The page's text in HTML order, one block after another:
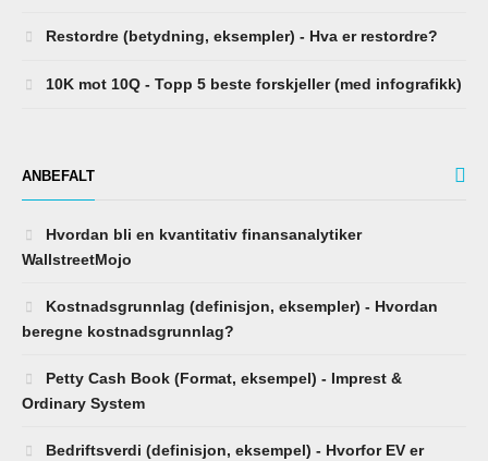
Restordre (betydning, eksempler) - Hva er restordre?
10K mot 10Q - Topp 5 beste forskjeller (med infografikk)
ANBEFALT
Hvordan bli en kvantitativ finansanalytiker
WallstreetMojo
Kostnadsgrunnlag (definisjon, eksempler) - Hvordan
beregne kostnadsgrunnlag?
Petty Cash Book (Format, eksempel) - Imprest &
Ordinary System
Bedriftsverdi (definisjon, eksempel) - Hvorfor EV er